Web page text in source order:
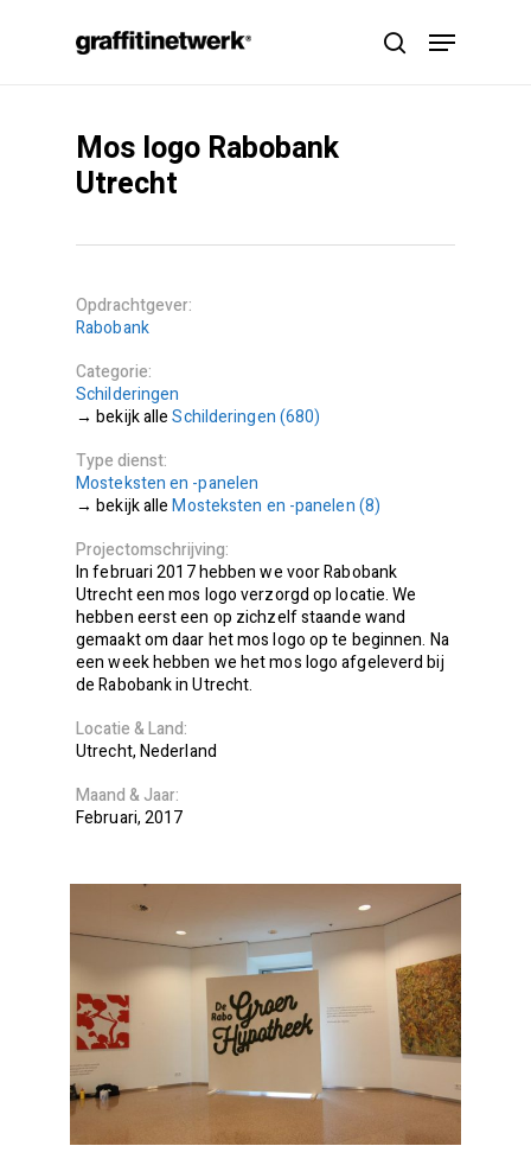
search
Menu
Mos logo Rabobank
Utrecht
Opdrachtgever
Rabobank
Categorie
Schilderingen
Schilderingen (680)
Type dienst
Mosteksten en -panelen
Mosteksten en -panelen (8)
Projectomschrijving
In februari 2017 hebben we voor Rabobank
Utrecht een mos logo verzorgd op locatie. We
hebben eerst een op zichzelf staande wand
gemaakt om daar het mos logo op te beginnen. Na
een week hebben we het mos logo afgeleverd bij
de Rabobank in Utrecht.
Locatie
Land
Utrecht Nederland
Maand
Jaar
Februari 2017